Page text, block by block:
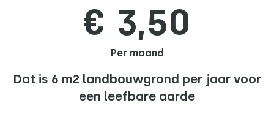
€ 3,50
Per maand
Dat is 6 m2 landbouwgrond per jaar voor
een leefbare aarde